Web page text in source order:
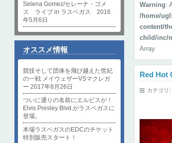
Selena Gomez/セレーナ・ゴメ
ス ライブ in ラスベガス 2016
年5月6日
オススメ情報
競技そして団体を飛び越えた世紀
の一戦 メイウェザーVSマクレガ
ー 2017年8月26日
ついに通りの名前にエルビスが！
Elvis Presley Blvd.がラスベガスに
登場。
本場ラスベガスのEDCのチケット
特別販売スタート！
Warning:
/home/
content/
child/inc/
Array
Red Hot
カテゴリ: